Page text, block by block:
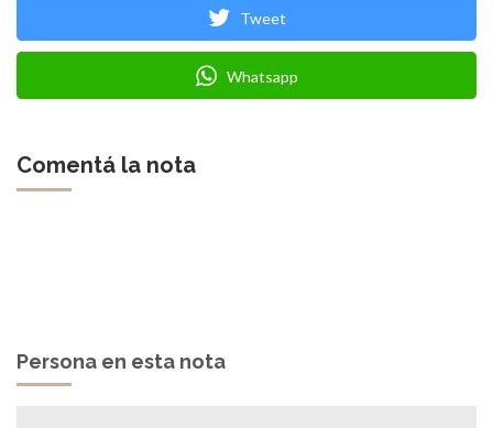
Tweet
Whatsapp
Comentá la nota
Persona en esta nota